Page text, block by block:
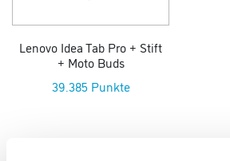
Lenovo Idea Tab Pro + Stift
+ Moto Buds
39.385 Punkte